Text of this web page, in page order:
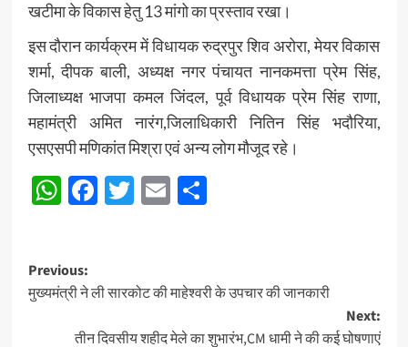
खटीमा के विकास हेतु 13 मांगो का प्रस्ताव रखा।
इस दौरान कार्यक्रम में विधायक रुद्रपुर शिव अरोरा, मेयर विकास
शर्मा, दीपक बाली, अध्यक्ष नगर पंचायत नानकमत्ता प्रेम सिंह,
जिलाध्यक्ष भाजपा कमल जिंदल, पूर्व विधायक प्रेम सिंह राणा,
महामंत्री अमित नारंग,जिलाधिकारी नितिन सिंह भदौरिया,
एसएसपी मणिकांत मिश्रा एवं अन्य लोग मौजूद रहे।
WhatsApp
Facebook
Twitter
EmailShare
Post
navigation
Previous:
मुख्यमंत्री ने ली सारकोट की माहेश्वरी के उपचार की जानकारी
Next:
तीन दिवसीय शहीद मेले का शुभारंभ,CM धामी ने की कई घोषणाएं